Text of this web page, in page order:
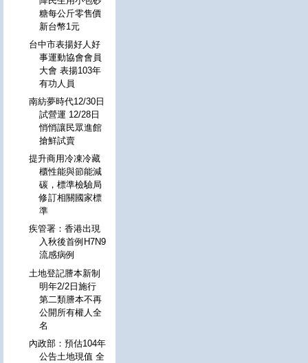
糖每公斤零售價
新台幣1元
台中市表揚好人好
事運動協會會員
大會 表揚103年
有功人員
南紡夢時代12/30日
試營運 12/28日
悄悄讓民眾進館
搶鮮試賣
提升商用冷凍冷藏
櫃性能與節能減
碳，標準檢驗局
修訂相關國家標
準
疾管署：香港出現
入秋後首例H7N9
流感病例
土地登記謄本新制
明年2/2日施行
第二類謄本不再
公開所有權人全
名
內政部：預估104年
公告土地現值 全